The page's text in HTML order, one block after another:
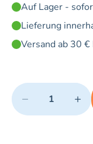
Auf Lager -
Lieferung
Versand ab 30
Quantity
− +
Minimum quantity:
Add 1 item to cart